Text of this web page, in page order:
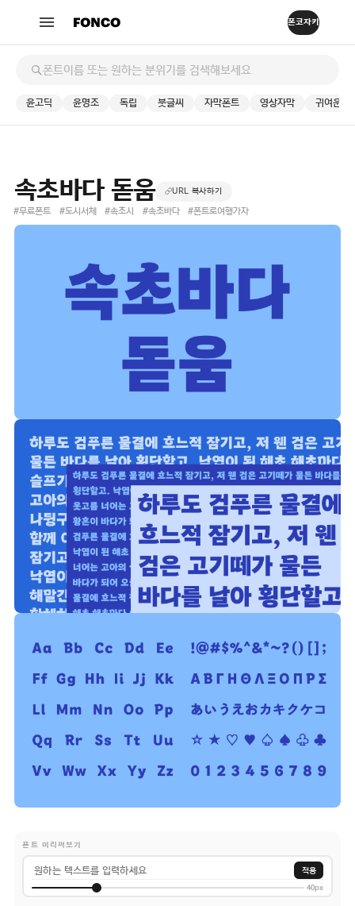
윤고딕 윤명조 독립 붓글씨 자막폰트 영상자막 귀여운
속초바다 돋움 URL 복사하기
#무료폰트 #도시서체 #속초시 #속초바다 #폰트로여행가자
폰트 미리써보기
적용
40px